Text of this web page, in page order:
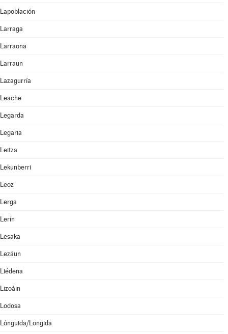
Lapoblación
Larraga
Larraona
Larraun
Lazagurría
Leache
Legarda
Legaria
Leitza
Lekunberri
Leoz
Lerga
Lerín
Lesaka
Lezáun
Liédena
Lizoáin
Lodosa
Lónguida/Longida